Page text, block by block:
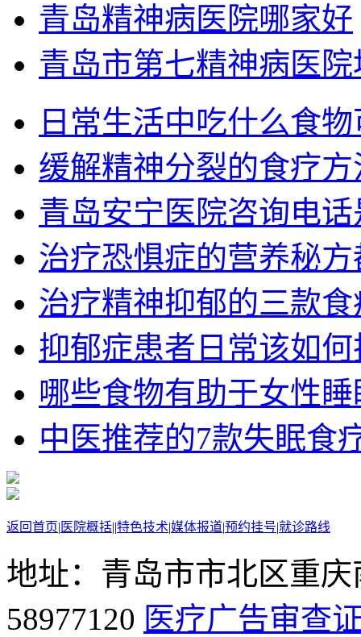
青岛精神病医院哪家好
青岛市第七精神病医院
日常生活中吃什么食
缓解精神分裂的食疗
青岛安宁医院咨询电
治疗恐惧症的营养秘
治疗精神抑郁的三款
抑郁症患者日常该如
哪些食物有助于女性睡
中医推荐的7款失眠食
返回首页| 医院概括||特色技术|媒体报道|预约挂号|就诊路线
地址：青岛市市北区重
58977120 医疗广告审查